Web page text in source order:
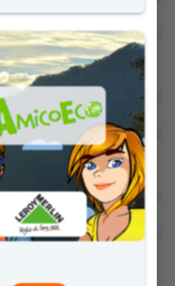
DOMAIN
DURATION
www.educazioned
igitale.it
2 giorni
DOMAIN
DURATION
www.educazioned
igitale.it
2 giorni
DOMAIN
DURATION